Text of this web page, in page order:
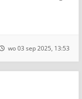
wo 03 sep 2025, 13:53